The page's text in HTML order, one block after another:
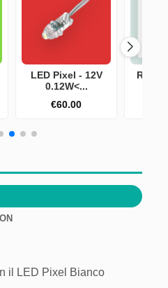
LED Pixel - 12V
0.12W<...
€60.00
RGB
il LED Pixel Bianco